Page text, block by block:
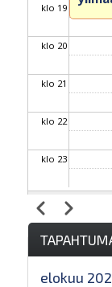
klo 19
klo 20
klo 21
klo 22
klo 23
Sivutus
EdellinenSeuraava
elokuu